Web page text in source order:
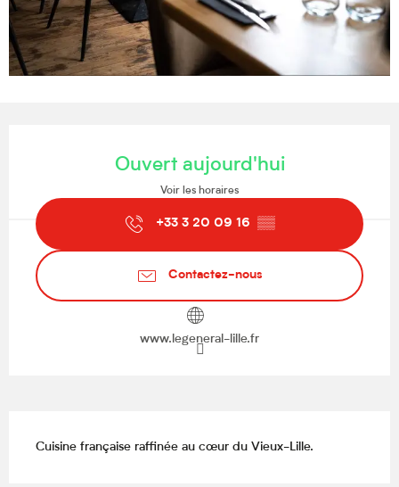
Ouvert aujourd'hui
Voir les horaires
+33 3 20 09 16 ▒▒
Contactez-nous
www.legeneral-lille.fr
Cuisine française raffinée au cœur du Vieux-Lille.